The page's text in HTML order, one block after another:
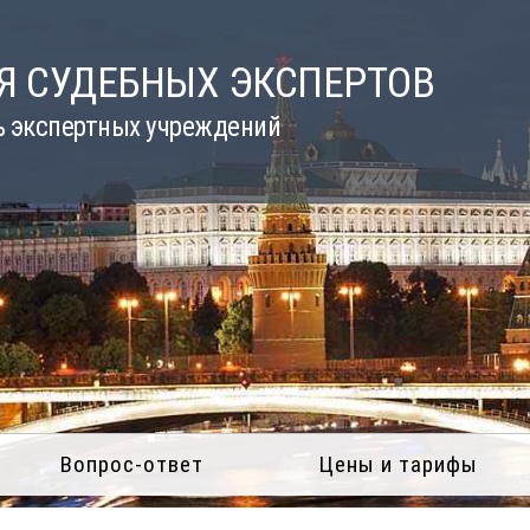
СУДЕБНЫХ ЭКСПЕРТОВ
экспертных учреждений
Вопрос-ответ Цены и тарифы